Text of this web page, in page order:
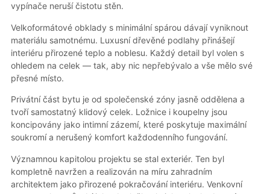
vypínače neruší čistotu stěn.
Velkoformátové obklady s minimální spárou dávají vyniknout
materiálu samotnému. Luxusní dřevěné podlahy přinášejí
interiéru přirozené teplo a noblesu. Každý detail byl volen s
ohledem na celek — tak, aby nic nepřebývalo a vše mělo své
přesné místo.
Privátní část bytu je od společenské zóny jasně oddělena a
tvoří samostatný klidový celek. Ložnice i koupelny jsou
koncipovány jako intimní zázemí, které poskytuje maximální
soukromí a nerušený komfort každodenního fungování.
Významnou kapitolou projektu se stal exteriér. Ten byl
kompletně navržen a realizován na míru zahradním
architektem jako přirozené pokračování interiéru. Venkovní